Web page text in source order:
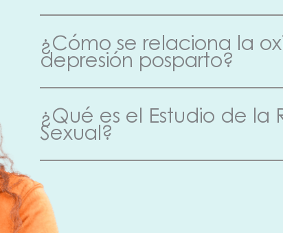
¿Cómo se relaciona la
depresión posparto?
¿Qué es el Estudio de la
Sexual?